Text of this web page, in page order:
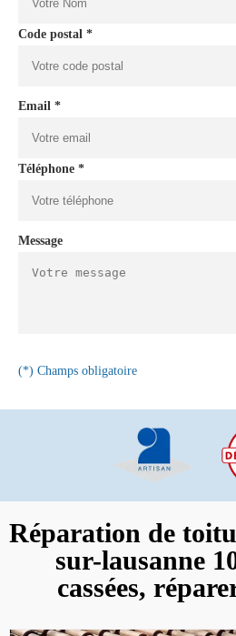
Code postal *
Email *
Téléphone *
Message
(*) Champs obligatoire
Réparation de
sur-lausanne
cassées,